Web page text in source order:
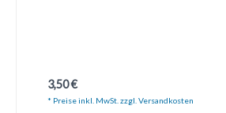
Regulärer Preis:
3,50 €
* Preise inkl. MwSt. zzgl. Versandkosten